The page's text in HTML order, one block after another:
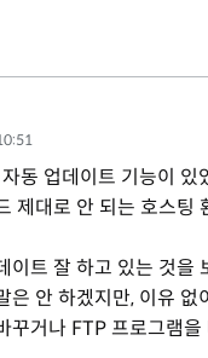
동 업데이트 기능이
제대로 안 되는 호스팅
이트 잘 하고 있는 것을
은 안 하겠지만, 이유
꾸거나 FTP 프로그램을